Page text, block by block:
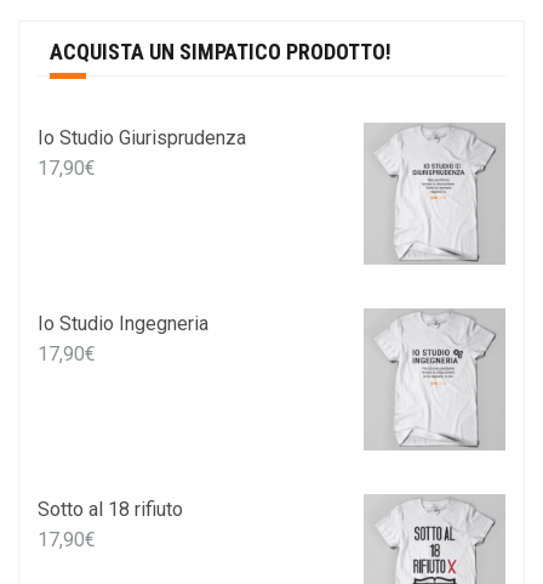
ACQUISTA UN SIMPATICO PRODOTTO!
Io Studio Giurisprudenza
17,90€
Io Studio Ingegneria
17,90€
Sotto al 18 rifiuto
17,90€